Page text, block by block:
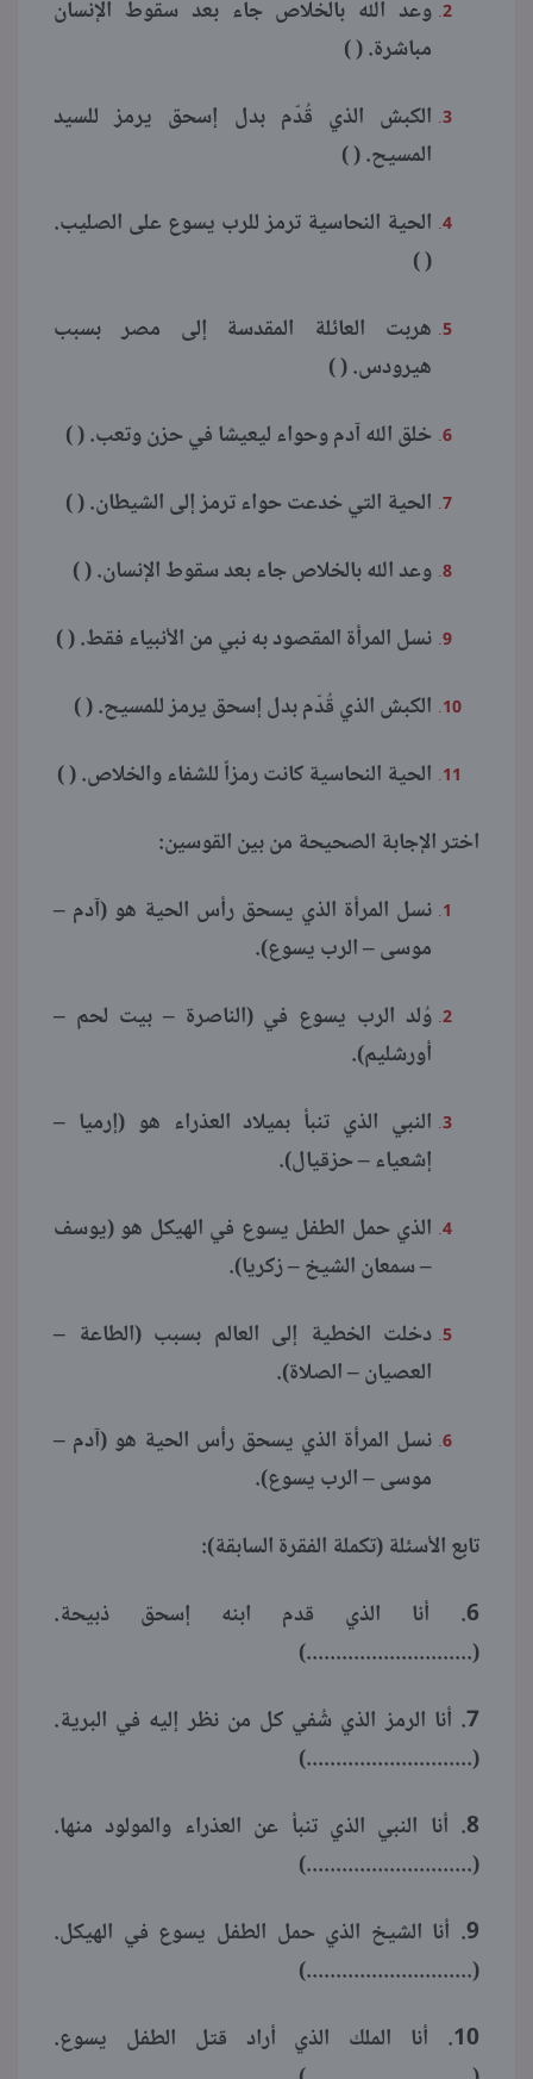
وعد الله بالخلاص جاء بعد سقوط الإنسان
مباشرة. ( )
الكبش الذي قُدّم بدل إسحق يرمز للسيد
المسيح. ( )
الحية النحاسية ترمز للرب يسوع على الصليب.
( )
هربت العائلة المقدسة إلى مصر بسبب
هيرودس. ( )
خلق الله آدم وحواء ليعيشا في حزن وتعب. ( )
الحية التي خدعت حواء ترمز إلى الشيطان. ( )
وعد الله بالخلاص جاء بعد سقوط الإنسان. ( )
نسل المرأة المقصود به نبي من الأنبياء فقط. ( )
الكبش الذي قُدّم بدل إسحق يرمز للمسيح. ( )
الحية النحاسية كانت رمزاً للشفاء والخلاص. ( )
اختر الإجابة الصحيحة من بين القوسين:
نسل المرأة الذي يسحق رأس الحية هو (آدم –
موسى – الرب يسوع).
وُلد الرب يسوع في (الناصرة – بيت لحم –
أورشليم).
النبي الذي تنبأ بميلاد العذراء هو (إرميا –
إشعياء – حزقيال).
الذي حمل الطفل يسوع في الهيكل هو (يوسف
– سمعان الشيخ – زكريا).
دخلت الخطية إلى العالم بسبب (الطاعة –
العصيان – الصلاة).
نسل المرأة الذي يسحق رأس الحية هو (آدم –
موسى – الرب يسوع).
تابع الأسئلة (تكملة الفقرة السابقة):
6. أنا الذي قدم ابنه إسحق ذبيحة.
(............................)
7. أنا الرمز الذي شُفي كل من نظر إليه في البرية.
(............................)
8. أنا النبي الذي تنبأ عن العذراء والمولود منها.
(............................)
9. أنا الشيخ الذي حمل الطفل يسوع في الهيكل.
(............................)
10. أنا الملك الذي أراد قتل الطفل يسوع.